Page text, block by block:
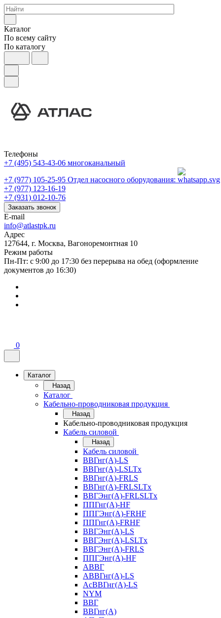
Каталог
По всему сайту
По каталогу
Телефоны
+7 (495) 543-43-06 многоканальный
+7 (977) 105-25-95 Отдел насосного оборудования:
+7 (977) 123-16-19
+7 (931) 012-10-76
Заказать звонок
E-mail
info@atlastpk.ru
Адрес
127644, г. Москва, Вагоноремонтная 10
Режим работы
Пн-Пт: с 9:00 до 17:30 без перерыва на обед (оформление
документов до 16:30)
0
Каталог
Назад
Каталог
Кабельно-проводниковая продукция
Назад
Кабельно-проводниковая продукция
Кабель силовой
Назад
Кабель силовой
ВВГнг(А)-LS
ВВГнг(А)-LSLTx
ВВГнг(А)-FRLS
ВВГнг(А)-FRLSLTx
ВВГЭнг(А)-FRLSLTx
ППГнг(А)-HF
ППГЭнг(А)-FRHF
ППГнг(А)-FRHF
ВВГЭнг(А)-LS
ВВГЭнг(А)-LSLTx
ВВГЭнг(А)-FRLS
ППГЭнг(А)-HF
АВВГ
АВВГнг(А)-LS
АсВВГнг(А)-LS
NYM
ВВГ
ВВГнг(А)